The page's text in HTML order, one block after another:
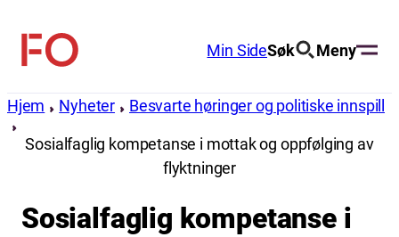
innhold
FO
Min SideSøk Meny
Hjem Nyheter Besvarte høringer og politiske innspill
Sosialfaglig kompetanse i mottak og oppfølging av
flyktninger
Sosialfaglig kompetanse i